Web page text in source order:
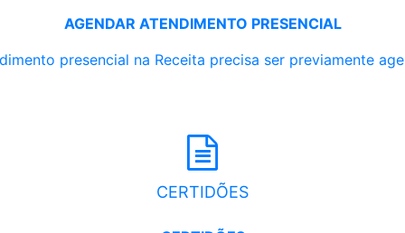
AGENDAR ATENDIMENTO PRESENCIAL
presencial na Receita precisa ser previamente
CERTIDÕES